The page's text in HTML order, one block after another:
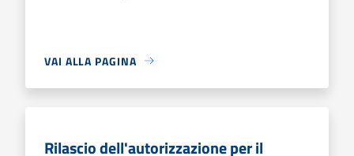
VAI ALLA PAGINA
Rilascio dell'autorizzazione per il